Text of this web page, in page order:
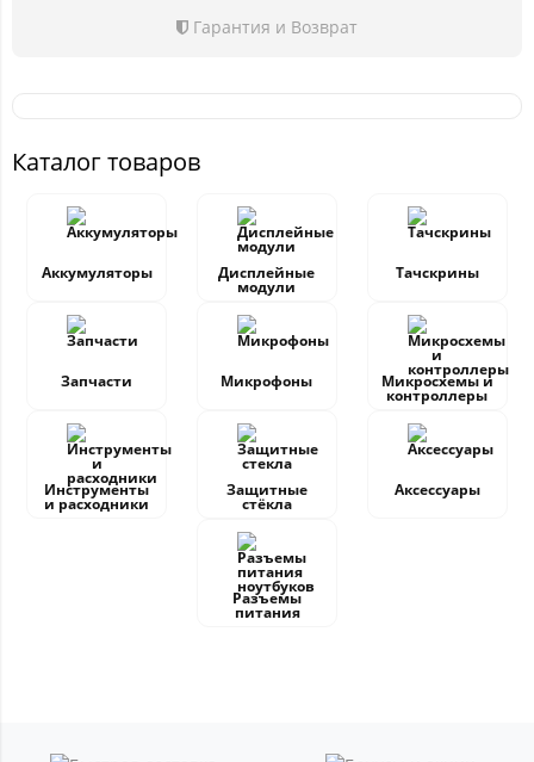
Гарантия и Возврат
Каталог товаров
Аккумуляторы Дисплейные
модули
Тачскрины
Запчасти Микрофоны Микросхемы и
контроллеры
Инструменты
и расходники
Защитные
стёкла
Аксессуары
Разъемы
питания